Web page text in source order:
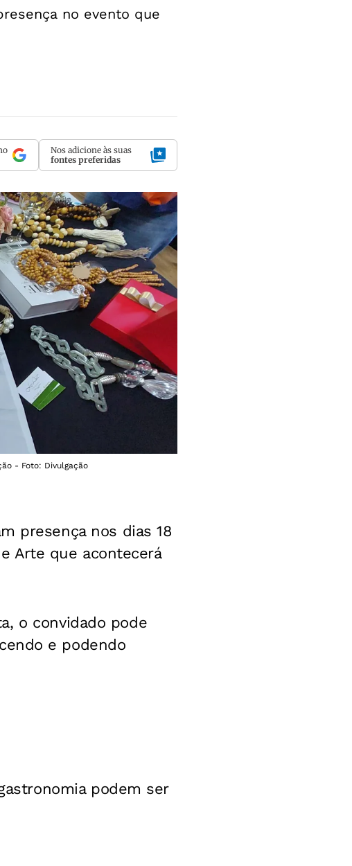
no evento que
Nos adicione às suas
fontes preferidas
- Foto: Divulgação
presença nos dias 18
Arte que acontecerá
o convidado pode
e podendo
podem ser